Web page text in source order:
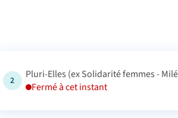
2
Pluri-Elles (ex Solidarité femmes -
Fermé à cet instant